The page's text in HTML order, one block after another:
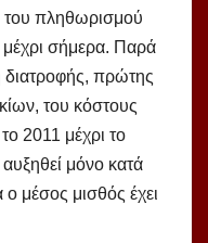
του πληθωρισμού
μέχρι σήμερα. Παρά
διατροφής, πρώτης
του κόστους
2011 μέχρι το
μόνο κατά
μέσος μισθός έχει